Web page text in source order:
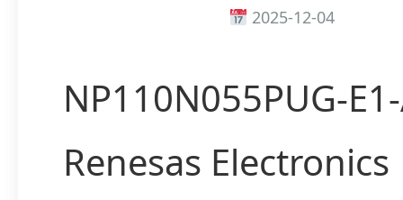
2025-12-04
NP110N055PUG-
Renesas Electronics